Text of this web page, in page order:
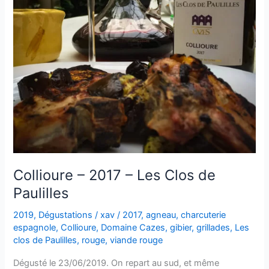
Collioure – 2017 – Les Clos de
Paulilles
2019, Dégustations /xav/ 2017,agneau,charcuterie
espagnole,Collioure, Domaine Cazes,gibier,grillades, Les
clos de Paulilles, rouge,viande rouge
Dégusté le 23/06/2019. On repart au sud, et même